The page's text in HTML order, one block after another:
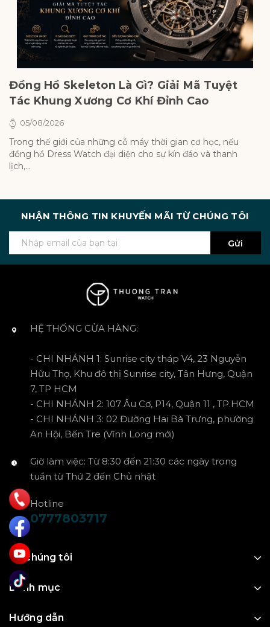
Đồng Hồ Skeleton Là Gì? Giải Mã Tuyệt
Tác Khung Xương Cơ Khí Đỉnh Cao
05/08/2026
Trong thế giới của những cỗ máy thời gian cơ học, nếu
đồng hồ Dress Watch đại diện cho sự kín đáo và thanh
lịch,...
NHẬN THÔNG TIN KHUYẾN MÃI TỪ CHÚNG TÔI
Gửi
HỆ THỐNG CỬA HÀNG:
- CHI NHÁNH 1: Sunrise city tháp V4, 23 Nguyễn
Hữu Thọ, Khu đô thị Sunrise city, Tân Hưng, Quận
7, TP HCM
- CHI NHÁNH 2: 107 Âu Cơ, P14, Quận 11 , TP.HCM
- CHI NHÁNH 3: 02 Đường Hai Bà Trưng, phường
An Hội, Bến Tre (Vĩnh Long mới)
Giờ làm việc: Từ 8:30 đến 21:30 các ngày trong
tuần từ Thứ 2 đến Chủ nhật
Hotline
0777803717
Về chúng tôi
Danh mục
Hướng dẫn